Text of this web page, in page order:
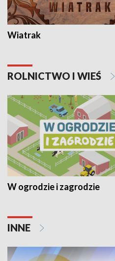
Wiatrak
ROLNICTWO I WIEŚ
W ogrodzie i zagrodzie
INNE